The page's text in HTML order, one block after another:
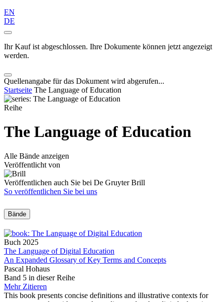
EN
DE
Ihr Kauf ist abgeschlossen. Ihre Dokumente können jetzt angezeigt
werden.
Quellenangabe für das Dokument wird abgerufen...
Startseite The Language of Education
Reihe
The Language of Education
Alle Bände anzeigen
Veröffentlicht von
Veröffentlichen auch Sie bei De Gruyter Brill
So veröffentlichen Sie bei uns
Bände
Buch 2025
The Language of Digital Education
An Expanded Glossary of Key Terms and Concepts
Pascal Hohaus
Band 5 in dieser Reihe
Mehr Zitieren
This book presents concise definitions and illustrative contexts for